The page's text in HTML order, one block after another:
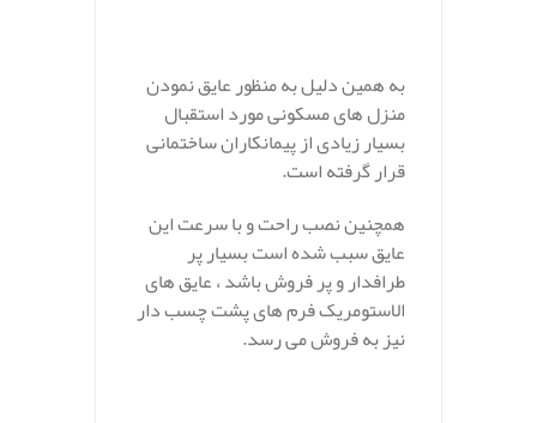
به همین دلیل به منظور عایق نمودن
منزل های مسکونی مورد استقبال
بسیار زیادی از پیمانکاران ساختمانی
قرار گرفته است.
همچنین نصب راحت و با سرعت این
عایق سبب شده است بسیار پر
طرافدار و پر فروش باشد ، عایق های
الاستومریک فرم های پشت چسب دار
نیز به فروش می رسد.